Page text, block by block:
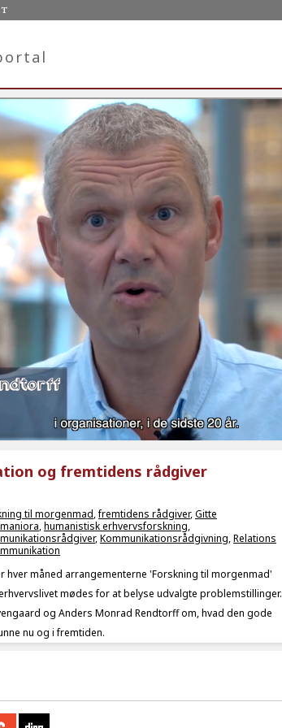
og fremtidens rådgiver
til morgenmad,fremtidens rådgiver,Gitte
,humanistisk erhvervsforskning,
,Kommunikationsrådgivning,Relations
hver måned arrangementerne 'Forskning til morgenmad'
mødes for at belyse udvalgte problemstillinger.
og Anders Monrad Rendtorff om, hvad den gode
nu og i fremtiden.